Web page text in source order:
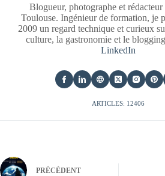
Blogueur, photographe et rédacteur
Toulouse. Ingénieur de formation, je
2009 un regard technique et curieux
culture, la gastronomie et le
LinkedIn
ARTICLES: 12406
PRÉCÉDENT